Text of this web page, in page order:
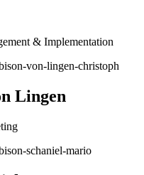
& Implementation
Lingen